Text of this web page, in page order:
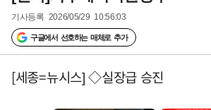
기사등록 2026/05/29 10:56:03
구글에서 선호하는 매체로 추가
[세종=뉴시스] ◇실장급 승진